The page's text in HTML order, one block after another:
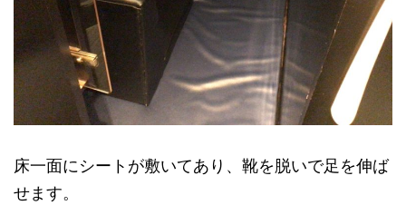
床一面にシートが敷いてあり、靴を脱いで足を伸ば
せます。